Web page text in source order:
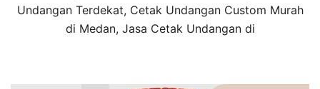
Undangan Terdekat, Cetak Undangan Custom Murah
di Medan, Jasa Cetak Undangan di